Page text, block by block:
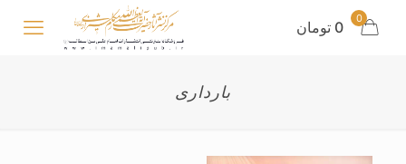
0 0 تومان
بارداری